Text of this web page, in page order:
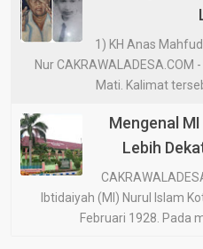
1) KH Anas
Nur
Mati. Kalimat
Mengenal
Lebih
Ibtidaiyah (MI) Nurul Islam
Februari 1928. Pada